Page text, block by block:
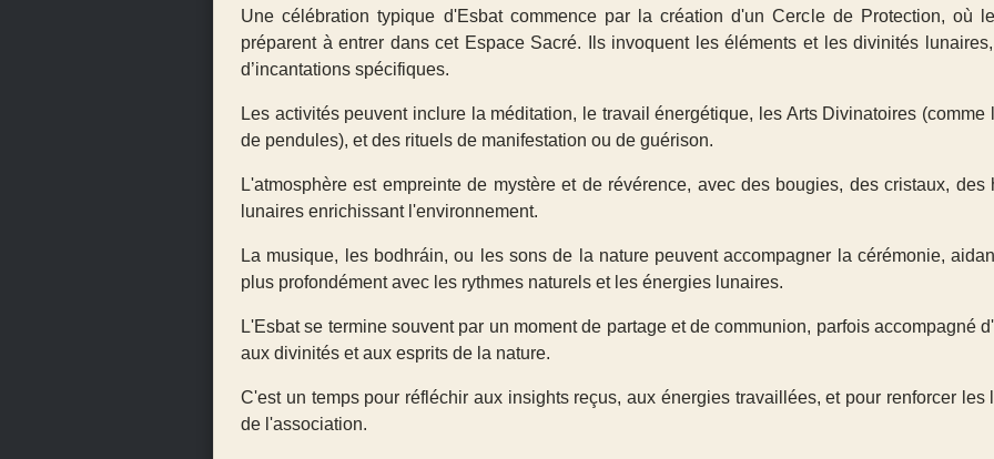
Une célébration typique d'Esbat commence par la création d'un Cercle de Protection, où
préparent à entrer dans cet Espace Sacré. Ils invoquent les éléments et les divinités
d’incantations spécifiques.
Les activités peuvent inclure la méditation, le travail énergétique, les Arts Divinatoires (comme
de pendules), et des rituels de manifestation ou de guérison.
L'atmosphère est empreinte de mystère et de révérence, avec des bougies, des cristaux,
lunaires enrichissant l'environnement.
La musique, les bodhráin, ou les sons de la nature peuvent accompagner la cérémonie,
plus profondément avec les rythmes naturels et les énergies lunaires.
L'Esbat se termine souvent par un moment de partage et de communion, parfois accompagné
aux divinités et aux esprits de la nature.
C'est un temps pour réfléchir aux insights reçus, aux énergies travaillées, et pour renforcer
de l'association.